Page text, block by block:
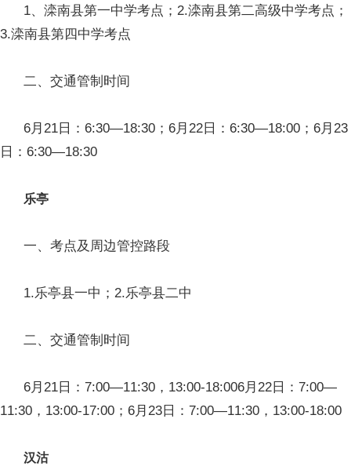
1、滦南县第一中学考点；2.滦南县第二高级中学考点；
3.滦南县第四中学考点
二、交通管制时间
6月21日：6:30—18:30；6月22日：6:30—18:00；6月23
日：6:30—18:30
乐亭
一、考点及周边管控路段
1.乐亭县一中；2.乐亭县二中
二、交通管制时间
6月21日：7:00—11:30，13:00-18:006月22日：7:00—
11:30，13:00-17:00；6月23日：7:00—11:30，13:00-18:00
汉沽